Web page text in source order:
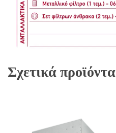
Σχετικά προϊόντα